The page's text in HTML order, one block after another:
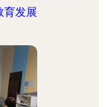
育发展